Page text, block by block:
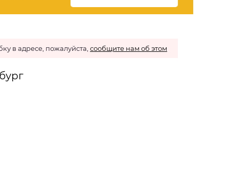
в адресе, пожалуйста, сообщите нам об этом